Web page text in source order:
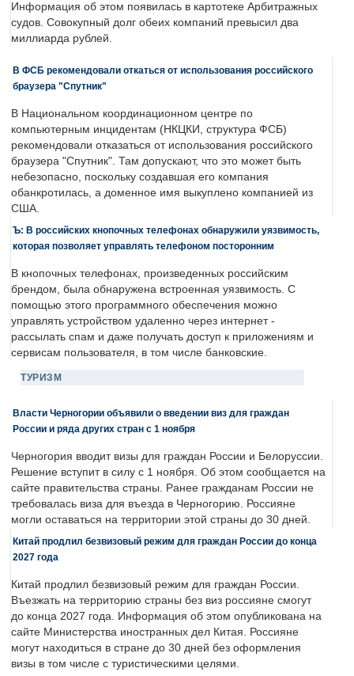
Информация об этом появилась в картотеке Арбитражных
судов. Совокупный долг обеих компаний превысил два
миллиарда рублей.
В ФСБ рекомендовали откаться от использования российского
браузера "Спутник"
В Национальном координационном центре по
компьютерным инцидентам (НКЦКИ, структура ФСБ)
рекомендовали отказаться от использования российского
браузера "Спутник". Там допускают, что это может быть
небезопасно, поскольку создавшая его компания
обанкротилась, а доменное имя выкуплено компанией из
США.
Ъ: В российских кнопочных телефонах обнаружили уязвимость,
которая позволяет управлять телефоном посторонним
В кнопочных телефонах, произведенных российским
брендом, была обнаружена встроенная уязвимость. С
помощью этого программного обеспечения можно
управлять устройством удаленно через интернет -
рассылать спам и даже получать доступ к приложениям и
сервисам пользователя, в том числе банковские.
ТУРИЗМ
Власти Черногории объявили о введении виз для граждан
России и ряда других стран с 1 ноября
Черногория вводит визы для граждан России и Белоруссии.
Решение вступит в силу с 1 ноября. Об этом сообщается на
сайте правительства страны. Ранее гражданам России не
требовалась виза для въезда в Черногорию. Россияне
могли оставаться на территории этой страны до 30 дней.
Китай продлил безвизовый режим для граждан России до конца
2027 года
Китай продлил безвизовый режим для граждан России.
Въезжать на территорию страны без виз россияне смогут
до конца 2027 года. Информация об этом опубликована на
сайте Министерства иностранных дел Китая. Россияне
могут находиться в стране до 30 дней без оформления
визы в том числе с туристическими целями.